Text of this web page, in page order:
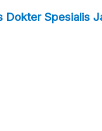
Dokter Spesialis